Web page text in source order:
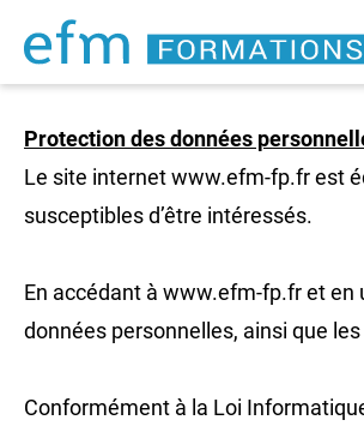
​Protection des données
Le site internet www.efm-fp.fr est
susceptibles d’être intéressés.
En accédant à www.efm-fp.fr et en
données personnelles, ainsi que
Conformément à la Loi